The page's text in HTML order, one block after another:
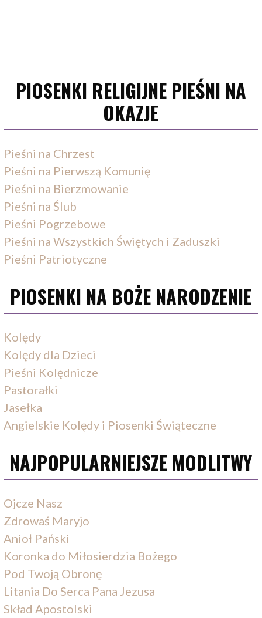
PIOSENKI RELIGIJNE PIEŚNI NA
OKAZJE
Pieśni na Chrzest
Pieśni na Pierwszą Komunię
Pieśni na Bierzmowanie
Pieśni na Ślub
Pieśni Pogrzebowe
Pieśni na Wszystkich Świętych i Zaduszki
Pieśni Patriotyczne
PIOSENKI NA BOŻE NARODZENIE
Kolędy
Kolędy dla Dzieci
Pieśni Kolędnicze
Pastorałki
Jasełka
Angielskie Kolędy i Piosenki Świąteczne
NAJPOPULARNIEJSZE MODLITWY
Ojcze Nasz
Zdrowaś Maryjo
Anioł Pański
Koronka do Miłosierdzia Bożego
Pod Twoją Obronę
Litania Do Serca Pana Jezusa
Skład Apostolski